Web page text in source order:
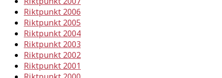
Riktpunkt 2006
Riktpunkt 2005
Riktpunkt 2004
Riktpunkt 2003
Riktpunkt 2002
Riktpunkt 2001